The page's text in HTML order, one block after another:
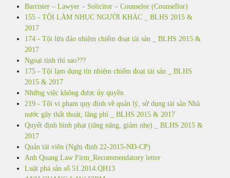
Barrister – Lawyer – Solicitor – Counselor (Counsellor)
155 - TỘI LÀM NHỤC NGƯỜI KHÁC _ BLHS 2015 &
2017
174 - Tội lừa đảo nhiệm chiếm đoạt tài sản _ BLHS 2015 &
2017
Ngoại tình thì sao???
175 - Tội lạm dụng tín nhiệm chiếm đoạt tài sản _ BLHS
2015 & 2017
Những việc không được ủy quyền
219 - Tội vi phạm quy định về quản lý, sử dụng tài sản Nhà
nước gây thất thoát, lãng phí _ BLHS 2015 & 2017
Quyết định hình phạt (tăng nặng, giảm nhẹ) _ BLHS 2015 &
2017
Quản tài viên (Nghị định 22-2015-NĐ-CP)
Anh Quang Law Firm_Recommendatory letter
Luật phá sản số 51.2014.QH13